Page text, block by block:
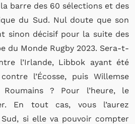
barre des 60 sélections et des
du Sud. Nul doute que son
sinon décisif pour la suite des
du Monde Rugby 2023. Sera-t-
l’Irlande, Libbok ayant été
l’Écosse, puis Willemse
? Pour l’heure, le
En tout cas, vous l’aurez
Sud, si elle va pouvoir compter